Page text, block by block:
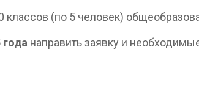
(по 5 человек)
направить заявку и